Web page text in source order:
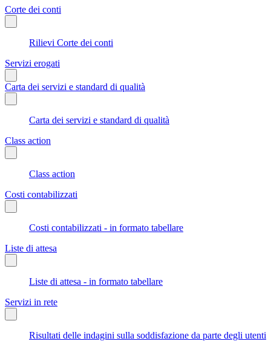
Corte dei conti
Rilievi Corte dei conti
Servizi erogati
Carta dei servizi e standard di qualità
Carta dei servizi e standard di qualità
Class action
Class action
Costi contabilizzati
Costi contabilizzati - in formato tabellare
Liste di attesa
Liste di attesa - in formato tabellare
Servizi in rete
Risultati delle indagini sulla soddisfazione da parte degli utenti